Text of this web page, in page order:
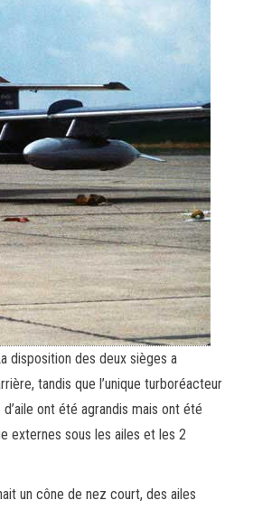
disposition des deux sièges a
tandis que l’unique turboréacteur
ont été agrandis mais ont été
externes sous les ailes et les 2
un cône de nez court, des ailes